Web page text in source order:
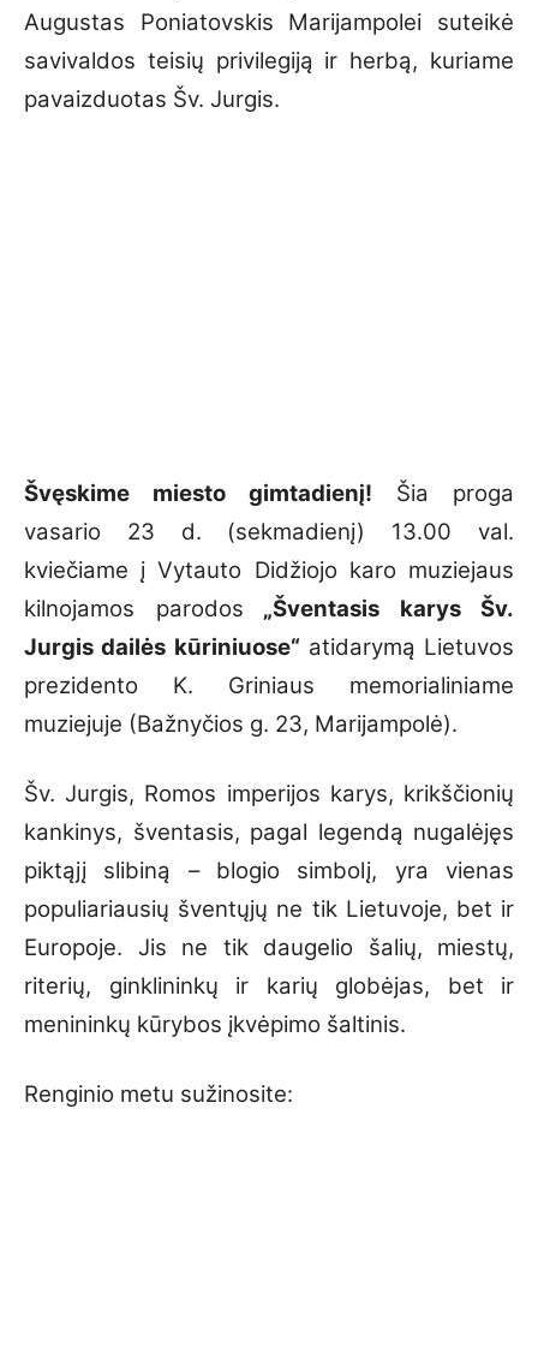
Augustas Poniatovskis Marijampolei suteikė
savivaldos teisių privilegiją ir herbą, kuriame
pavaizduotas Šv. Jurgis.
Švęskime miesto gimtadienį! Šia proga
vasario 23 d. (sekmadienį) 13.00 val.
kviečiame į Vytauto Didžiojo karo muziejaus
kilnojamos parodos „Šventasis karys Šv.
Jurgis dailės kūriniuose“atidarymą Lietuvos
prezidento K. Griniaus memorialiniame
muziejuje (Bažnyčios g. 23, Marijampolė).
Šv. Jurgis, Romos imperijos karys, krikščionių
kankinys, šventasis, pagal legendą nugalėjęs
piktąjį slibiną – blogio simbolį, yra vienas
populiariausių šventųjų ne tik Lietuvoje, bet ir
Europoje. Jis ne tik daugelio šalių, miestų,
riterių, ginklininkų ir karių globėjas, bet ir
menininkų kūrybos įkvėpimo šaltinis.
Renginio metu sužinosite: